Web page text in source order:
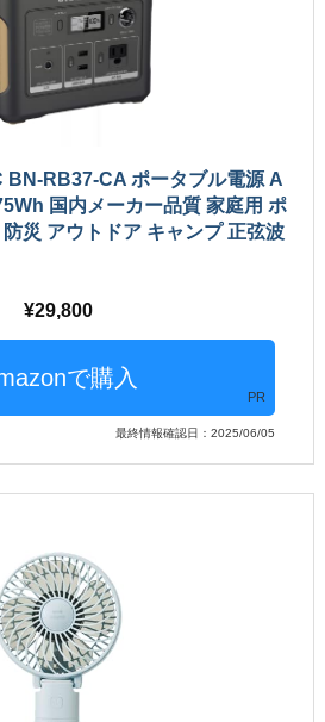
BN-RB37-CA ポータブル電源 A
国内メーカー品質 家庭用 ポ
災 アウトドア キャンプ 正弦波
29,800
PR
最終情報確認日：2025/06/05